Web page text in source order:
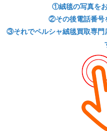
①絨毯の写真をお
②その後電話番号
③それでペルシャ絨毯買取専門